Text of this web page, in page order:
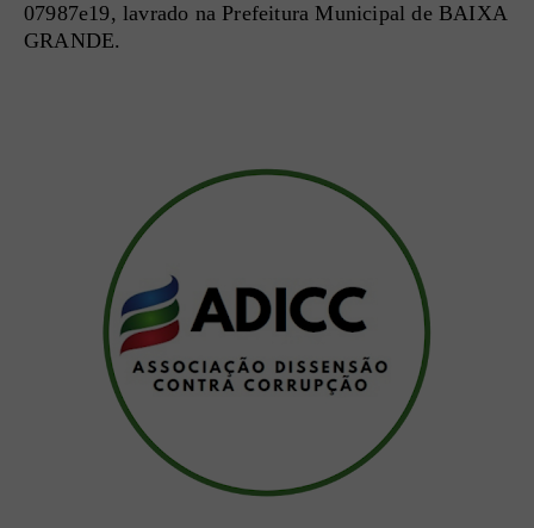
07987e19, lavrado na Prefeitura Municipal de BAIXA
GRANDE.